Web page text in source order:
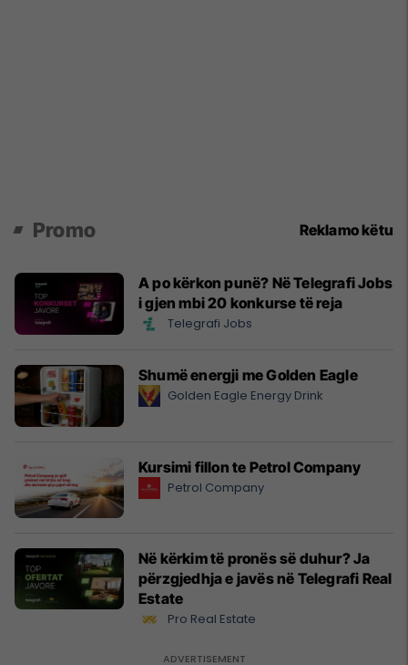
Promo Reklamo këtu
A po kërkon punë? Në Telegrafi Jobs
i gjen mbi 20 konkurse të reja
Telegrafi Jobs
Shumë energji me Golden Eagle
Golden Eagle Energy Drink
Kursimi fillon te Petrol Company
Petrol Company
Në kërkim të pronës së duhur? Ja
përzgjedhja e javës në Telegrafi Real
Estate
Pro Real Estate